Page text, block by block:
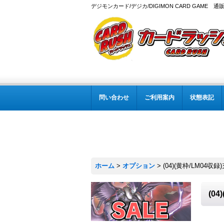
デジモンカード/デジカ/DIGIMON CARD GAME 通
問い合わせ ご利用案内 状態表記
ホーム > オプション > (04)(黄枠/LM04収録